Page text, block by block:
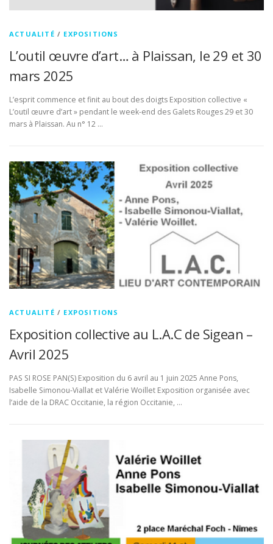
ACTUALITÉ / EXPOSITIONS
L’outil œuvre d’art… à Plaissan, le 29 et 30
mars 2025
L’esprit commence et finit au bout des doigts Exposition collective «
L’outil œuvre d’art » pendant le week-end des Galets Rouges 29 et 30
mars à Plaissan. Au n° 12 …
ACTUALITÉ / EXPOSITIONS
Exposition collective au L.A.C de Sigean –
Avril 2025
PAS SI ROSE PAN(S) Exposition du 6 avril au 1 juin 2025 Anne Pons,
Isabelle Simonou-Viallat et Valérie Woillet Exposition organisée avec
l’aide de la DRAC Occitanie, la région Occitanie, …